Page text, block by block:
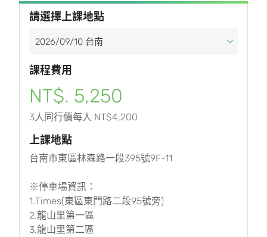
請選擇上課地點
課程費用
NT$. 5,250
3人同行價每人 NT$4,200
上課地點
台南市東區林森路一段395號9F-11
※停車場資訊：
1.Times(東區東門路二段95號旁)
2.龍山里第一區
3.龍山里第二區